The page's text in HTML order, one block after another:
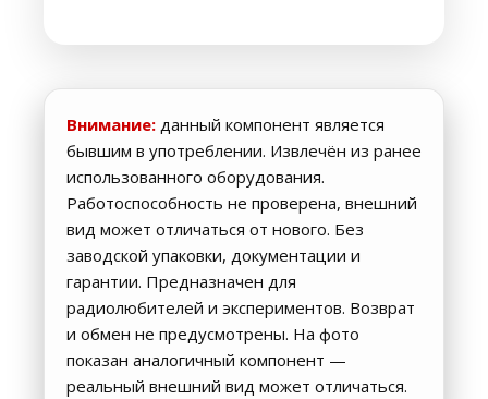
Внимание: данный компонент является
бывшим в употреблении. Извлечён из ранее
использованного оборудования.
Работоспособность не проверена, внешний
вид может отличаться от нового. Без
заводской упаковки, документации и
гарантии. Предназначен для
радиолюбителей и экспериментов. Возврат
и обмен не предусмотрены. На фото
показан аналогичный компонент —
реальный внешний вид может отличаться.